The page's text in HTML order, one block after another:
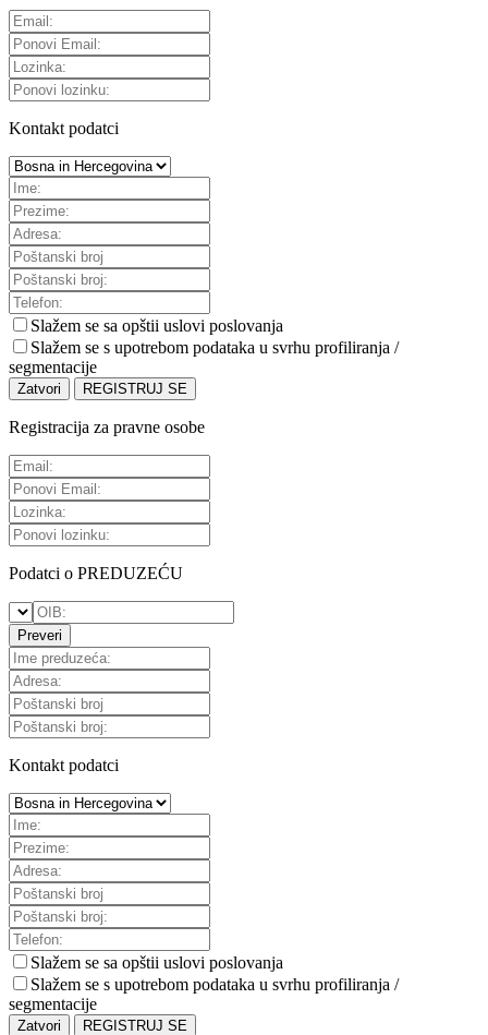
Kontakt podatci
Slažem se sa opštii uslovi poslovanja
Slažem se s upotrebom podataka u svrhu profiliranja /
segmentacije
Zatvori REGISTRUJ SE
Registracija za pravne osobe
Podatci o PREDUZEĆU
Preveri
Kontakt podatci
Slažem se sa opštii uslovi poslovanja
Slažem se s upotrebom podataka u svrhu profiliranja /
segmentacije
Zatvori REGISTRUJ SE